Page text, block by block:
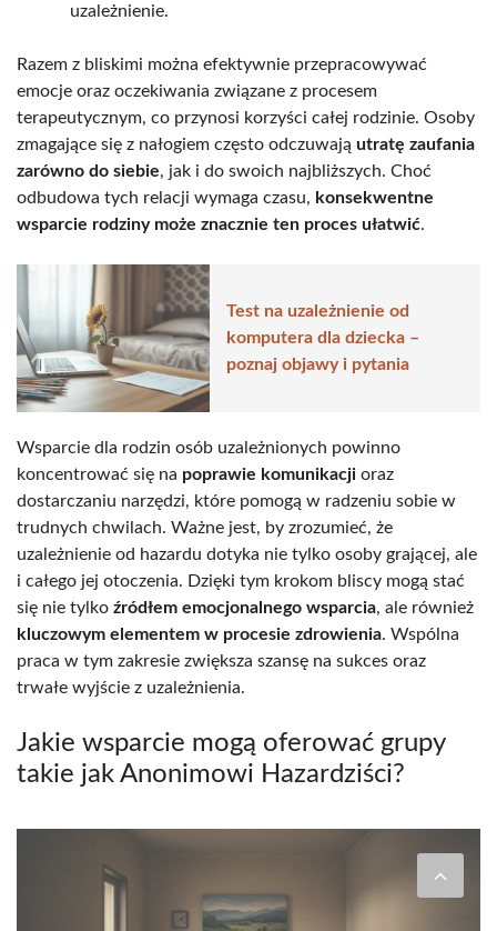
uzależnienie.
Razem z bliskimi można efektywnie przepracowywać
emocje oraz oczekiwania związane z procesem
terapeutycznym, co przynosi korzyści całej rodzinie. Osoby
zmagające się z nałogiem często odczuwają utratę zaufania
zarówno do siebie, jak i do swoich najbliższych. Choć
odbudowa tych relacji wymaga czasu, konsekwentne
wsparcie rodziny może znacznie ten proces ułatwić.
Test na uzależnienie od
komputera dla dziecka –
poznaj objawy i pytania
Wsparcie dla rodzin osób uzależnionych powinno
koncentrować się na poprawie komunikacji oraz
dostarczaniu narzędzi, które pomogą w radzeniu sobie w
trudnych chwilach. Ważne jest, by zrozumieć, że
uzależnienie od hazardu dotyka nie tylko osoby grającej, ale
i całego jej otoczenia. Dzięki tym krokom bliscy mogą stać
się nie tylko źródłem emocjonalnego wsparcia, ale również
kluczowym elementem w procesie zdrowienia. Wspólna
praca w tym zakresie zwiększa szansę na sukces oraz
trwałe wyjście z uzależnienia.
Jakie wsparcie mogą oferować grupy
takie jak Anonimowi Hazardziści?